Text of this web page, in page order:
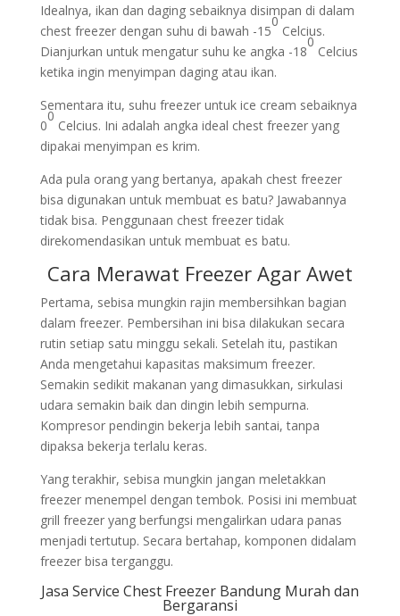
Idealnya, ikan dan daging sebaiknya disimpan di dalam
chest freezer dengan suhu di bawah -15
0
Celcius.
Dianjurkan untuk mengatur suhu ke angka -18
0
Celcius
ketika ingin menyimpan daging atau ikan.
Sementara itu, suhu freezer untuk ice cream sebaiknya
0
0
Celcius. Ini adalah angka ideal chest freezer yang
dipakai menyimpan es krim.
Ada pula orang yang bertanya, apakah chest freezer
bisa digunakan untuk membuat es batu? Jawabannya
tidak bisa. Penggunaan chest freezer tidak
direkomendasikan untuk membuat es batu.
Cara Merawat Freezer Agar Awet
Pertama, sebisa mungkin rajin membersihkan bagian
dalam freezer. Pembersihan ini bisa dilakukan secara
rutin setiap satu minggu sekali. Setelah itu, pastikan
Anda mengetahui kapasitas maksimum freezer.
Semakin sedikit makanan yang dimasukkan, sirkulasi
udara semakin baik dan dingin lebih sempurna.
Kompresor pendingin bekerja lebih santai, tanpa
dipaksa bekerja terlalu keras.
Yang terakhir, sebisa mungkin jangan meletakkan
freezer menempel dengan tembok. Posisi ini membuat
grill freezer yang berfungsi mengalirkan udara panas
menjadi tertutup. Secara bertahap, komponen didalam
freezer bisa terganggu.
Jasa Service Chest Freezer Bandung Murah dan
Bergaransi